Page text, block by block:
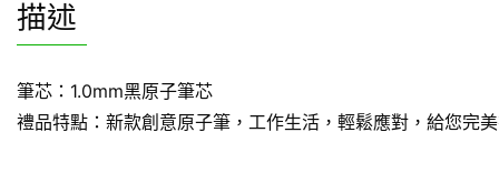
描述
筆芯：1.0mm黑原子筆芯
禮品特點：新款創意原子筆，工作生活，輕鬆應對，給您完